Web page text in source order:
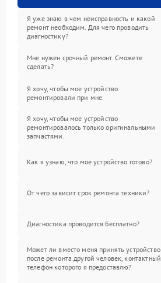
Я уже знаю в чем неисправность и какой
ремонт необходим. Для чего проводить
диагностику?
Мне нужен срочный ремонт. Сможете
сделать?
Я хочу, чтобы мое устройство
ремонтировали при мне.
Я хочу, чтобы мое устройство
ремонтировалось только оригинальными
запчастями.
Как я узнаю, что мое устройство готово?
От чего зависит срок ремонта техники?
Диагностика проводится бесплатно?
Может ли вместо меня принять устройство
после ремонта другой человек, контактный
телефон которого я предоставлю?